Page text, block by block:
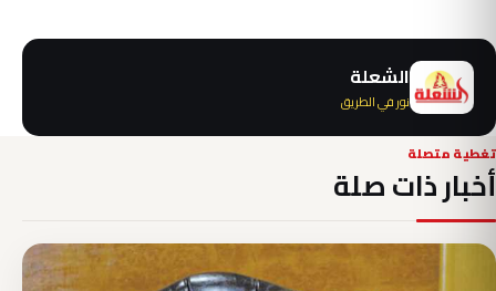
الشعلة
نور في الطريق
تغطية متصلة
أخبار ذات صلة